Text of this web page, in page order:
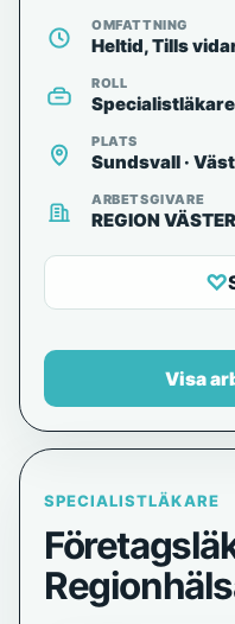
SPECIALISTLÄKARE
OMFATTNING
Heltid, Tills
ROLL
Specialistläkare
PLATS
Sundsvall ·
ARBETSGIVARE
REGION
♡
Visa